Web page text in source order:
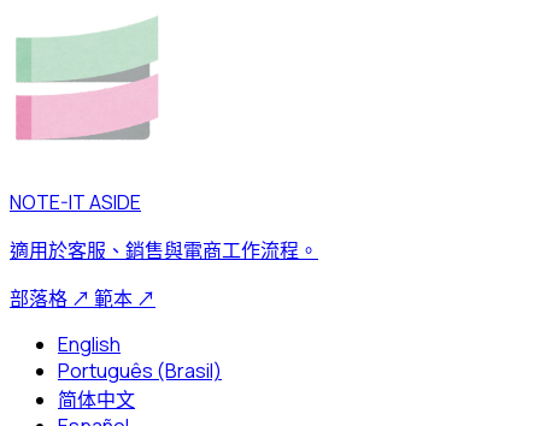
NOTE-IT ASIDE
適用於客服、銷售與電商工作流程。
部落格 ↗ 範本 ↗
English
Português (Brasil)
简体中文